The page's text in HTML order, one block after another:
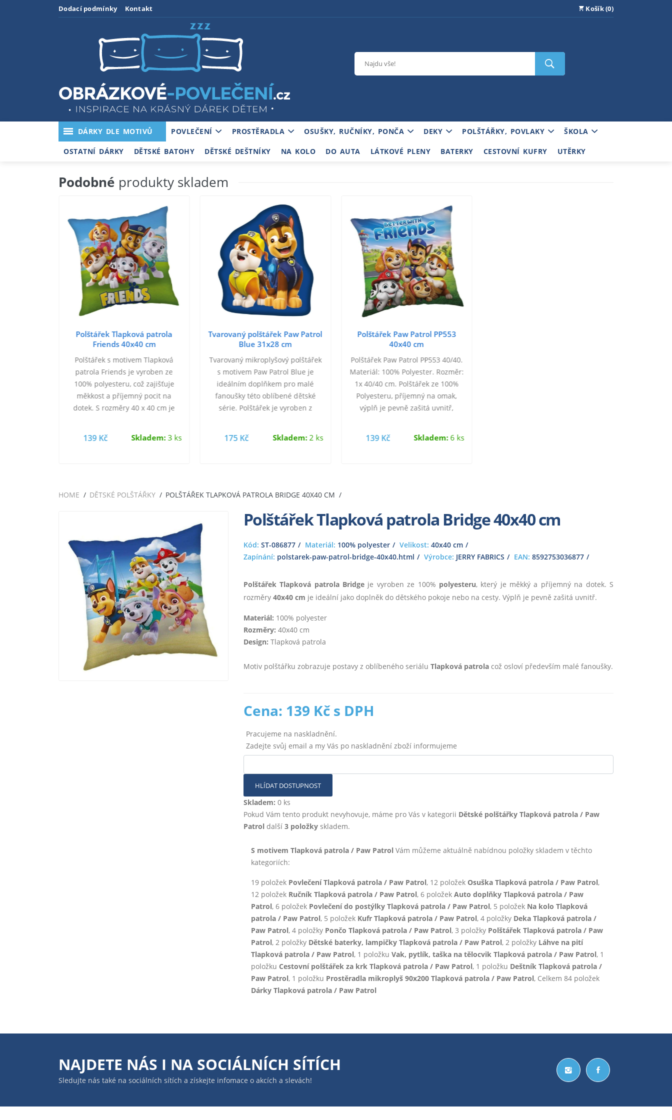
Dodací podmínky Kontakt Košík (0)
DÁRKY DLE MOTIVŮ POVLEČENÍ PROSTĚRADLA OSUŠKY, RUČNÍKY, PONČA DEKY POLŠTÁŘKY, POVLAKY ŠKOLA
OSTATNÍ DÁRKY DĚTSKÉ BATOHY DĚTSKÉ DEŠTNÍKY NA KOLO DO AUTA LÁTKOVÉ PLENY BATERKY CESTOVNÍ KUFRY UTĚRKY
Podobné produkty skladem
Polštářek Tlapková patrola
Friends 40x40 cm
Polštářek s motivem Tlapková
patrola Friends je vyroben ze
100% polyesteru, což zajišťuje
měkkost a příjemný pocit na
dotek. S rozměry 40 x 40 cm je
139 Kč Skladem:3 ks
Tvarovaný polštářek Paw Patrol
Blue 31x28 cm
Tvarovaný mikroplyšový polštářek
s motivem Paw Patrol Blue je
ideálním doplňkem pro malé
fanoušky této oblíbené dětské
série. Polštářek je vyroben z
175 Kč Skladem:2 ks
Polštářek Paw Patrol PP553
40x40 cm
Polštářek Paw Patrol PP553 40/40.
Materiál: 100% Polyester. Rozměr:
1x 40/40 cm. Polštářek ze 100%
Polyesteru, příjemný na omak,
výplň je pevně zašitá uvnitř,
139 Kč Skladem:6 ks
HOME DĚTSKÉ POLŠTÁŘKY POLŠTÁŘEK TLAPKOVÁ PATROLA BRIDGE 40X40 CM
Polštářek Tlapková patrola Bridge 40x40 cm
Kód: ST-086877 Materiál: 100% polyester Velikost: 40x40 cm
Zapínání: polstarek-paw-patrol-bridge-40x40.html Výrobce: JERRY FABRICS EAN: 8592753036877
Polštářek Tlapková patrola Bridge je vyroben ze 100% polyesteru, který je měkký a příjemný na dotek. S
rozměry 40x40 cm je ideální jako doplněk do dětského pokoje nebo na cesty. Výplň je pevně zašitá uvnitř.
Materiál: 100% polyester
Rozměry: 40x40 cm
Design: Tlapková patrola
Motiv polštářku zobrazuje postavy z oblíbeného seriálu Tlapková patrolacož osloví především malé fanoušky.
Cena: 139 Kč s DPH
Pracujeme na naskladnění.
Zadejte svůj email a my Vás po naskladnění zboží informujeme
HLÍDAT DOSTUPNOST
Skladem: 0 ks
Pokud Vám tento produkt nevyhovuje, máme pro Vás v kategorii Dětské polštářky Tlapková patrola / Paw
Patroldalší 3 položkyskladem.
S motivem Tlapková patrola / Paw PatrolVám můžeme aktuálně nabídnou položky skladem v těchto
kategoriích:
19 položek Povlečení Tlapková patrola / Paw Patrol, 12 položek Osuška Tlapková patrola / Paw Patrol,
12 položek Ručník Tlapková patrola / Paw Patrol, 6 položek Auto doplňky Tlapková patrola / Paw
Patrol, 6 položek Povlečení do postýlky Tlapková patrola / Paw Patrol, 5 položek Na kolo Tlapková
patrola / Paw Patrol, 5 položek Kufr Tlapková patrola / Paw Patrol, 4 položky Deka Tlapková patrola /
Paw Patrol, 4 položky Pončo Tlapková patrola / Paw Patrol, 3 položky Polštářek Tlapková patrola / Paw
Patrol, 2 položky Dětské baterky, lampičky Tlapková patrola / Paw Patrol, 2 položky Láhve na pití
Tlapková patrola / Paw Patrol, 1 položku Vak, pytlík, taška na tělocvik Tlapková patrola / Paw Patrol, 1
položku Cestovní polštářek za krk Tlapková patrola / Paw Patrol, 1 položku Deštník Tlapková patrola /
Paw Patrol, 1 položku Prostěradla mikroplyš 90x200 Tlapková patrola / Paw Patrol, Celkem 84 položek
Dárky Tlapková patrola / Paw Patrol
NAJDETE NÁS I NA SOCIÁLNÍCH SÍTÍCH
Sledujte nás také na sociálních sítích a získejte infomace o akcích a slevách!